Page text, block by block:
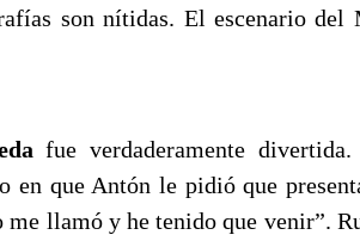
son nítidas. El escenario del
fue verdaderamente
en que Antón le pidió que
me llamó y he tenido que venir”.